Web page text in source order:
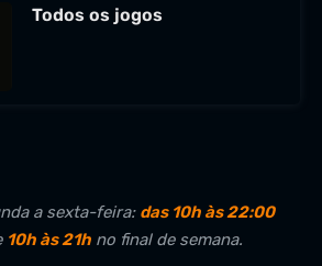
Todos os jogos
a sexta-feira: das 10h às 22:00
10h às 21h no final de semana.